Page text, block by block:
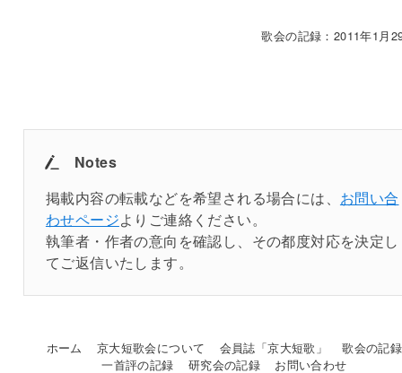
歌会の記録：2011年1月
Notes
掲載内容の転載などを希望される場合には、 お問い合
わせページよりご連絡ください。
執筆者・作者の意向を確認し、その都度対応を決定し
てご返信いたします。
ホーム 京大短歌会について 会員誌「京大短歌」
歌会の記録
一首評の記録
研究会の記録 お問い合わせ